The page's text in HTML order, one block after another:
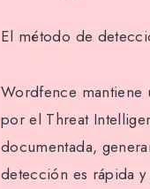
El método de
Wordfence mantiene
por el Threat
documentada,
detección es rápida